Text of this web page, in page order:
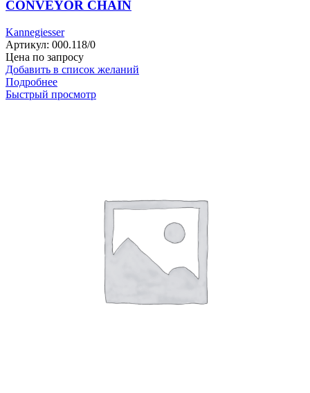
CONVEYOR CHAIN
Kannegiesser
Артикул: 000.118/0
Цена по запросу
Добавить в список желаний
Подробнее
Быстрый просмотр